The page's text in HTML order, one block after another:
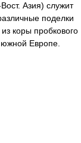
Азия) служит
поделки
коры пробкового
Европе.